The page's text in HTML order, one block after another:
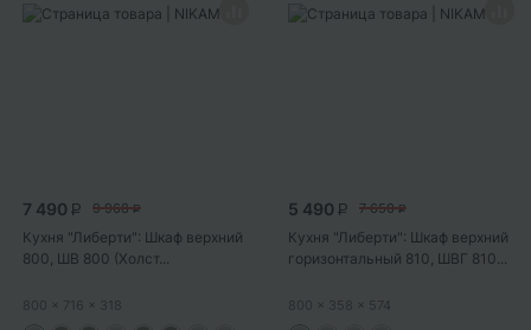
7 490 P 9 968 P
Кухня "Либерти": Шкаф верхний
800, ШВ 800 (Холст...
800 x 716 x 318
5 490 P 7 650 P
Кухня "Либерти": Шкаф верхний
горизонтальный 810, ШВГ 810...
800 x 358 x 574